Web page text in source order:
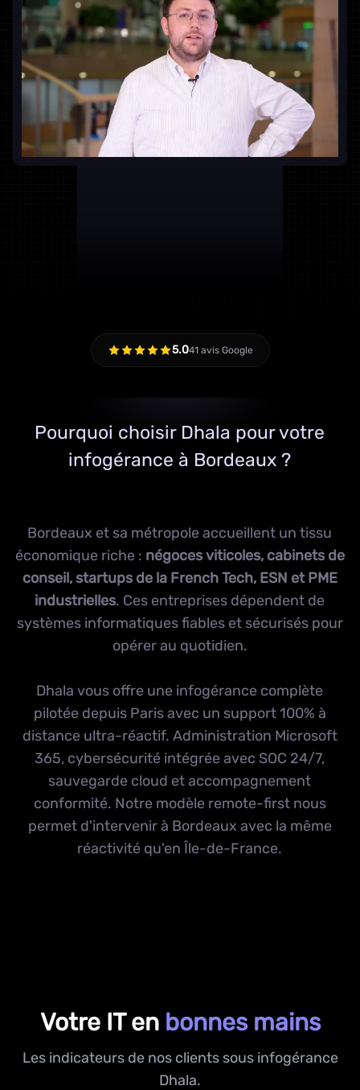
5.041 avis Google
Pourquoi choisir Dhala pour votre
infogérance à Bordeaux ?
Bordeaux et sa métropole accueillent un tissu
économique riche : négoces viticoles, cabinets de
conseil, startups de la French Tech, ESN et PME
industrielles. Ces entreprises dépendent de
systèmes informatiques fiables et sécurisés pour
opérer au quotidien.
Dhala vous offre une infogérance complète
pilotée depuis Paris avec un support 100% à
distance ultra-réactif. Administration Microsoft
365, cybersécurité intégrée avec SOC 24/7,
sauvegarde cloud et accompagnement
conformité. Notre modèle remote-first nous
permet d'intervenir à Bordeaux avec la même
réactivité qu'en Île-de-France.
Votre IT en bonnes mains
Les indicateurs de nos clients sous infogérance
Dhala.